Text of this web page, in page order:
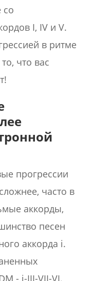
со
I, IV и V.
в ритме
что вас
прогрессии
часто в
аккорды,
песен
аккорда i.
- i-III-VII-VI.